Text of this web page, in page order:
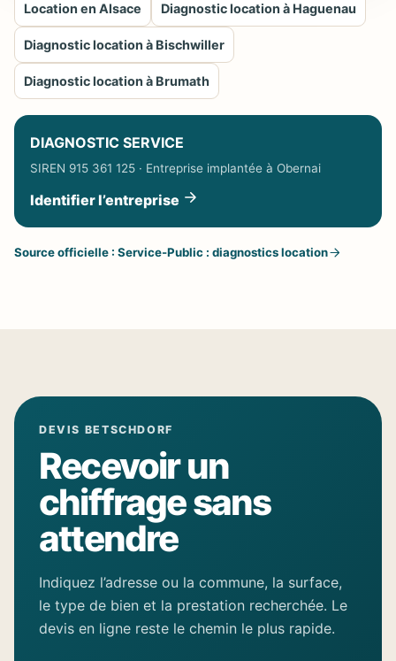
Location en Alsace Diagnostic location à Haguenau
Diagnostic location à Bischwiller
Diagnostic location à Brumath
DIAGNOSTIC SERVICE
SIREN 915 361 125 · Entreprise implantée à Obernai
Identifier l’entreprise
Source officielle : Service-Public : diagnostics location
DEVIS BETSCHDORF
Recevoir un
chiffrage sans
attendre
Indiquez l’adresse ou la commune, la surface,
le type de bien et la prestation recherchée. Le
devis en ligne reste le chemin le plus rapide.